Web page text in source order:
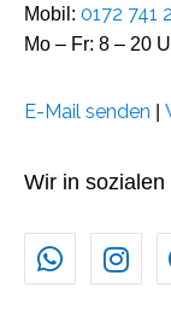
Mobil: 0172 741
Mo – Fr: 8 – 20
E-Mail senden
Wir in